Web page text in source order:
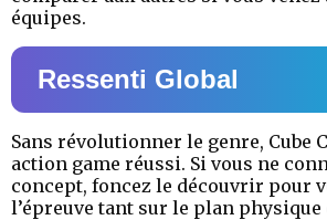
équipes.
Ressenti Global
Sans révolutionner le genre, Cube
action game réussi. Si vous ne
concept, foncez le découvrir pour
l’épreuve tant sur le plan physique